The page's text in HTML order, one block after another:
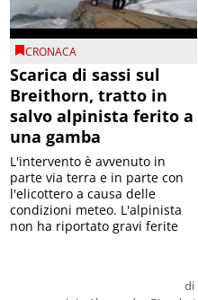
CRONACA
Scarica di sassi sul
Breithorn, tratto in
salvo alpinista ferito a
una gamba
di
L'intervento è avvenuto in
parte via terra e in parte con
l'elicottero a causa delle
condizioni meteo. L'alpinista
non ha riportato gravi ferite